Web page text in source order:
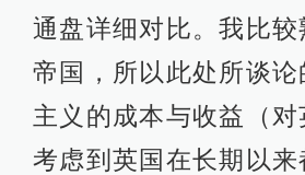
通盘详细对比。我比
帝国，所以此处所谈论
主义的成本与收益（对
考虑到英国在长期以